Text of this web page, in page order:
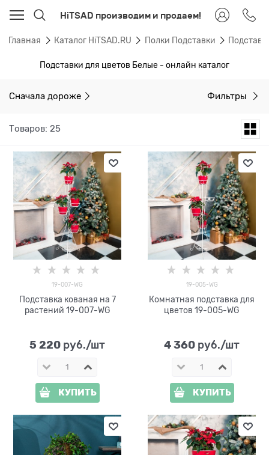
HiTSAD производим и продаем!
Главная Каталог HiTSAD.RU Полки Подставки
Подставки для цветов Белые - онлайн каталог
Сначала дороже Фильтры
Товаров: 25
19-007-WG
Подставка кованая на 7
растений 19-007-WG
5 220 руб./шт
КУПИТЬ
19-005-WG
Комнатная подставка для
цветов 19-005-WG
4 360 руб./шт
КУПИТЬ